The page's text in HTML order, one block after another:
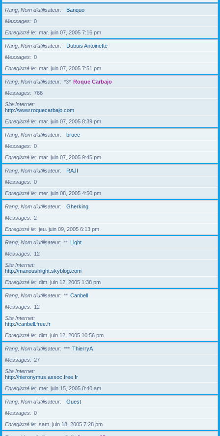
Rang, Nom d’utilisateur
Banquo
Messages
0
Enregistré le
mar. juin 07, 2005 7:16 pm
Rang, Nom d’utilisateur
Dubuis Antoinette
Messages
0
Enregistré le
mar. juin 07, 2005 7:51 pm
Rang, Nom d’utilisateur *3* Roque Carbajo
Messages
766
Site Internet
http://www.roquecarbajo.com
Enregistré le
mar. juin 07, 2005 8:39 pm
Rang, Nom d’utilisateur
bruce
Messages
0
Enregistré le
mar. juin 07, 2005 9:45 pm
Rang, Nom d’utilisateur
RAJI
Messages
0
Enregistré le
mer. juin 08, 2005 4:50 pm
Rang, Nom d’utilisateur
Gherking
Messages
2
Enregistré le
jeu. juin 09, 2005 6:13 pm
Rang, Nom d’utilisateur ** Light
Messages
12
Site Internet
http://manoushlight.skyblog.com
Enregistré le
dim. juin 12, 2005 1:38 pm
Rang, Nom d’utilisateur ** Canbell
Messages
12
Site Internet
http://canbell.free.fr
Enregistré le
dim. juin 12, 2005 10:56 pm
Rang, Nom d’utilisateur *** ThierryA
Messages
27
Site Internet
http://hieronymus.assoc.free.fr
Enregistré le
mer. juin 15, 2005 8:40 am
Rang, Nom d’utilisateur
Guest
Messages
0
Enregistré le
sam. juin 18, 2005 7:28 pm